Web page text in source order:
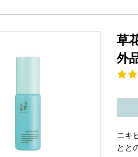
草
外
ニキ
とと